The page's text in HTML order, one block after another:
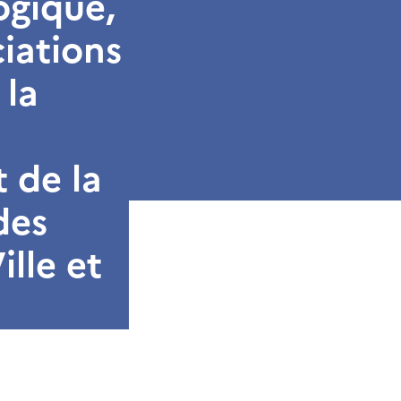
de la
et